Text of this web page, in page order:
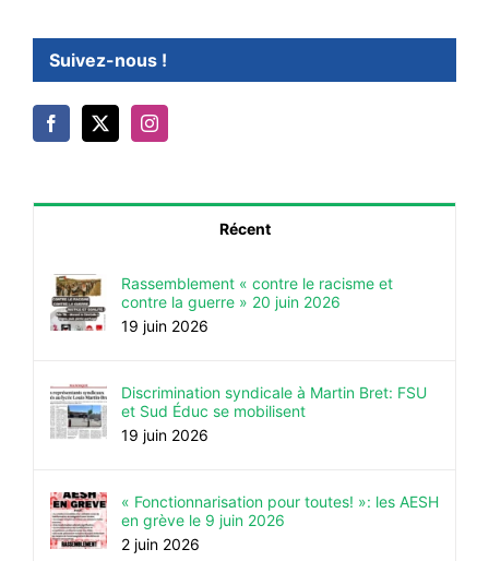
Suivez-nous !
Récent
Rassemblement « contre le racisme et
contre la guerre » 20 juin 2026
19 juin 2026
Discrimination syndicale à Martin Bret: FSU
et Sud Éduc se mobilisent
19 juin 2026
« Fonctionnarisation pour toutes! »: les AESH
en grève le 9 juin 2026
2 juin 2026